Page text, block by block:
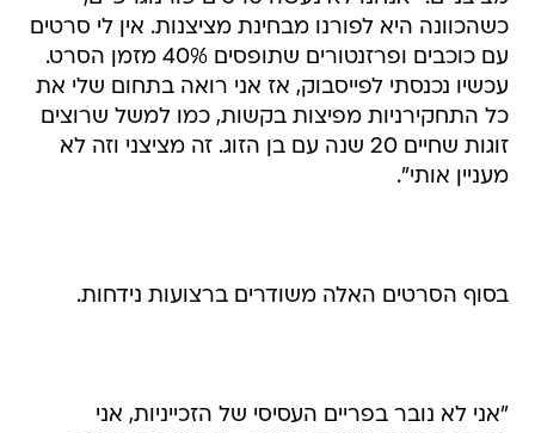
כשהכוונה היא לפורנו מבחינת מציצנות. אין לי סרטים
עם כוכבים ופרזנטורים שתופסים 40% מזמן הסרט.
עכשיו נכנסתי לפייסבוק, אז אני רואה בתחום שלי את
כל התחקירניות מפיצות בקשות, כמו למשל שרוצים
זוגות שחיים 20 שנה עם בן הזוג. זה מציצני וזה לא
מעניין אותי".
בסוף הסרטים האלה משודרים ברצועות נידחות.
"אני לא נובר בפריים העסיסי של הזכייניות, אני